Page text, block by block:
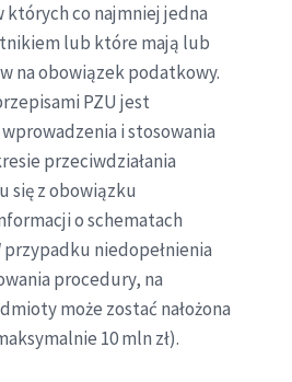
których co najmniej jedna
lub które mają lub
na obowiązek podatkowy.
PZU jest
i stosowania
przeciwdziałania
się z obowiązku
o schematach
niedopełnienia
procedury, na
może zostać nałożona
10 mln zł).